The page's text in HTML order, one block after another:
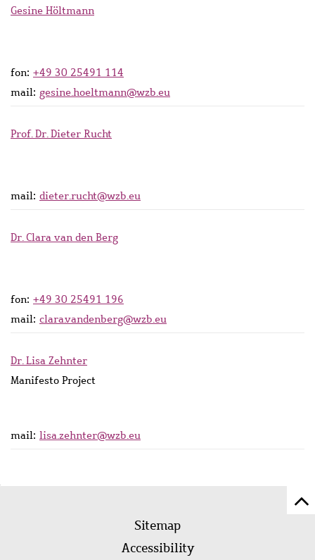
Gesine Höltmann
fon: +49 30 25491 114
mail: gesine.hoeltmann@wzb.eu
Prof. Dr. Dieter Rucht
mail: dieter.rucht@wzb.eu
Dr. Clara van den Berg
fon: +49 30 25491 196
mail: clara.vandenberg@wzb.eu
Dr. Lisa Zehnter
Manifesto Project
mail: lisa.zehnter@wzb.eu
FooterSitemap
Accessibility